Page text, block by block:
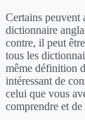
Certains peuvent
dictionnaire
contre, il peut
tous les
même définition
intéressant de
celui que vous
comprendre et